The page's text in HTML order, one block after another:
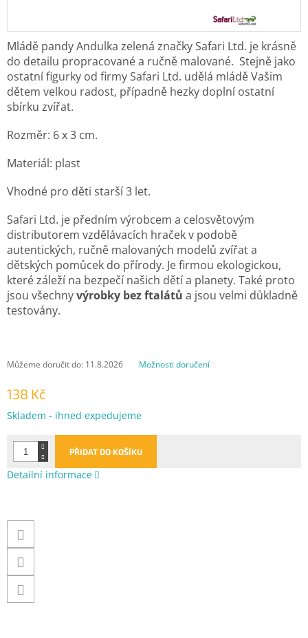
138 Kč
Měrná
Skladem - ihned expedujeme
Můžeme doručit do: 11.8.2026 Možnosti doručení
PŘIDAT DO KOŠÍKU
Mládě pandy Andulka zelená značky Safari Ltd. je krásně
do detailu propracované a ručně malované. Stejně jako
ostatní figurky od firmy Safari Ltd. udělá mládě Vašim
dětem velkou radost, případně hezky doplní ostatní
sbírku zvířat.
Rozměr: 6 x 3 cm.
Materiál: plast
Vhodné pro děti starší 3 let.
Safari Ltd. je předním výrobcem a celosvětovým
distributorem vzdělávacích hraček v podobě
autentických, ručně malovaných modelů zvířat a
dětských pomůcek do přírody. Jefirmou ekologickou,
které záleží na bezpečí našich dětí a planety. Také proto
jsou všechnyvýrobky bez ftalátů a jsou velmi důkladně
testovány.
Detailní informace